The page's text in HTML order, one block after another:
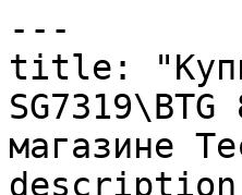
---
title:
магазине
description: